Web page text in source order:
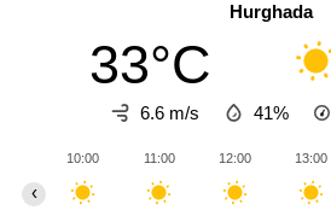
Hurghada
33°C
6.6 m/s 41%
10:00 11:00 12:00 13:00
‹